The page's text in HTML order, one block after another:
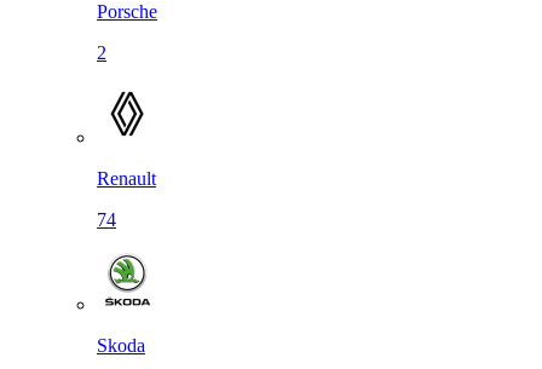
Porsche
2
Renault
74
Skoda